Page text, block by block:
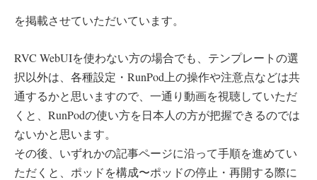
を掲載させていただいています。
RVC WebUIを使わない方の場合でも、テンプレートの選
択以外は、各種設定・RunPod上の操作や注意点などは共
通するかと思いますので、一通り動画を視聴していただ
くと、RunPodの使い方を日本人の方が把握できるのでは
ないかと思います。
その後、いずれかの記事ページに沿って手順を進めてい
ただくと、ポッドを構成〜ポッドの停止・再開する際に